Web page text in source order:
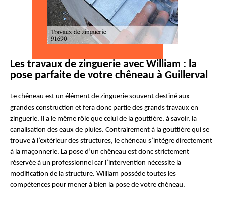
Les travaux de zinguerie avec William : la
pose parfaite de votre chêneau à Guillerval
Le chêneau est un élément de zinguerie souvent destiné aux
grandes construction et fera donc partie des grands travaux en
zinguerie. Il a le même rôle que celui de la gouttière, à savoir, la
canalisation des eaux de pluies. Contrairement à la gouttière qui se
trouve à l’extérieur des structures, le chéneau s’intègre directement
à la maçonnerie. La pose d’un chêneau est donc strictement
réservée à un professionnel car l’intervention nécessite la
modification de la structure. William possède toutes les
compétences pour mener à bien la pose de votre chéneau.